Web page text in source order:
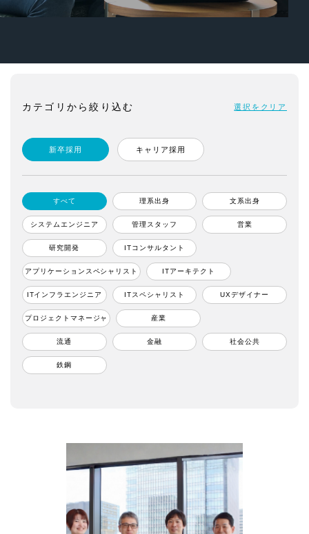
カテゴリから絞り込む
新卒採用 キャリア採用
すべて 理系出身 文系出身
システムエンジニア 管理スタッフ 営業
研究開発 ITコンサルタント
アプリケーションスペシャリスト ITアーキテクト
ITインフラエンジニア ITスペシャリスト UXデザイナー
プロジェクトマネージャ 産業
流通 金融 社会公共
鉄鋼
選択をクリア